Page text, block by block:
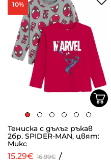
10%
Тениска с дълъг ръкав
2бр. SPIDER-MAN, цвят:
Микс
15.29€ 16.99€ /